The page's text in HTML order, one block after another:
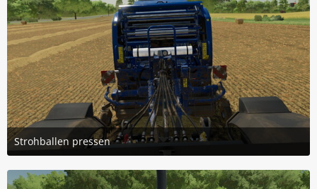
Strohballen pressen
22. November 2025 um 17:31